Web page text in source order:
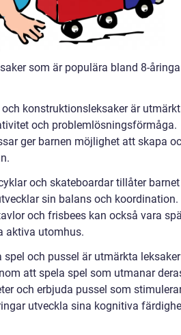
som är populära bland 8-
konstruktionsleksaker är
och problemlösningsförmåga.
ger barnen möjlighet att skapa
och skateboardar tillåter
sin balans och koordination.
och frisbees kan också vara
aktiva utomhus.
och pussel är utmärkta
att spela spel som utmanar
och erbjuda pussel som
utveckla sina kognitiva